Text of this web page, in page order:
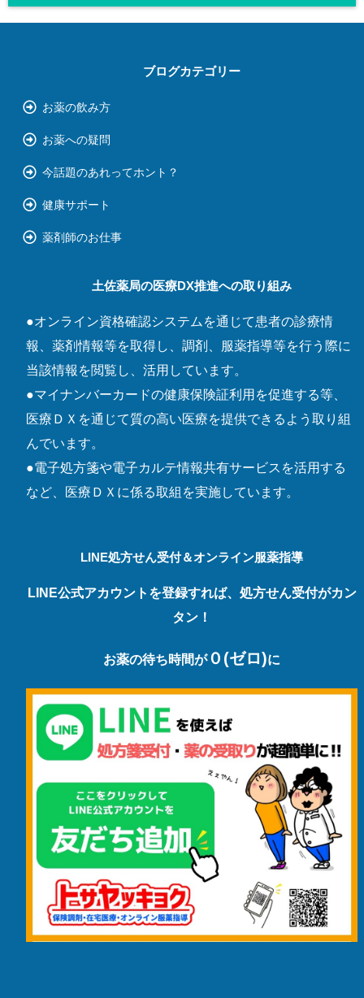
ブログカテゴリー
お薬の飲み方
お薬への疑問
今話題のあれってホント？
健康サポート
薬剤師のお仕事
土佐薬局の医療DX推進への取り組み
●オンライン資格確認システムを通じて患者の診療情
報、薬剤情報等を取得し、調剤、服薬指導等を行う際に
当該情報を閲覧し、活用しています。
●マイナンバーカードの健康保険証利用を促進する等、
医療ＤＸを通じて質の高い医療を提供できるよう取り組
んでいます。
●電子処方箋や電子カルテ情報共有サービスを活用する
など、医療ＤＸに係る取組を実施しています。
LINE処方せん受付＆オンライン服薬指導
LINE公式アカウントを登録すれば、処方せん受付がカン
タン！
お薬の待ち時間が０(ゼロ)に